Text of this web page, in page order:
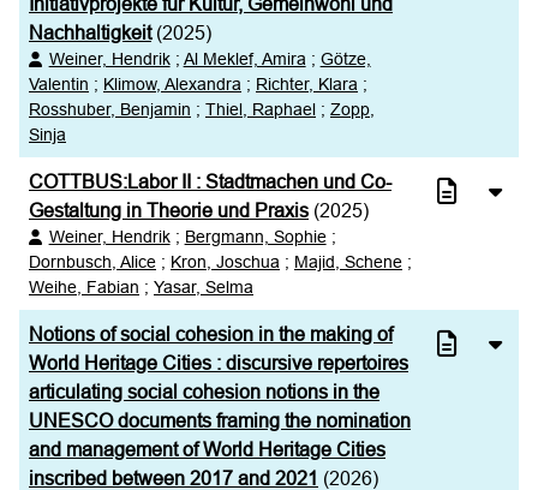
XML
Nachhaltigkeit(2025)
Weiner, Hendrik; Al Meklef, Amira ; Götze,
Valentin ; Klimow, Alexandra ; Richter, Klara ;
Rosshuber, Benjamin ; Thiel, Raphael ; Zopp,
Sinja
COTTBUS:Labor II : Stadtmachen und Co-
Gestaltung in Theorie und Praxis (2025)
Weiner, Hendrik; Bergmann, Sophie;
Dornbusch, Alice ; Kron, Joschua ; Majid, Schene ;
Weihe, Fabian ; Yasar, Selma
Notions of social cohesion in the making of
World Heritage Cities : discursive repertoires
articulating social cohesion notions in the
UNESCO documents framing the nomination
and management of World Heritage Cities
inscribed between 2017 and 2021 (2026)